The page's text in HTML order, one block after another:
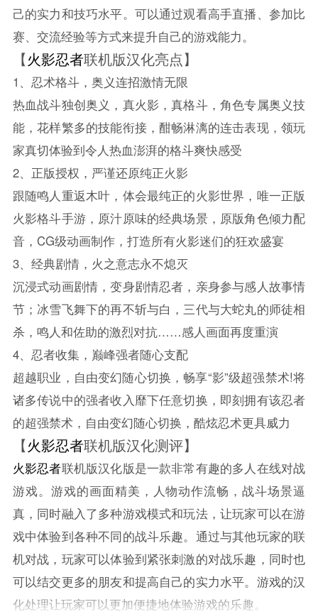
己的实力和技巧水平。可以通过观看高手直播、参加比
赛、交流经验等方式来提升自己的游戏能力。
【火影忍者联机版汉化亮点】
1、忍术格斗，奥义连招激情无限
热血战斗独创奥义，真火影，真格斗，角色专属奥义技
能，花样繁多的技能衔接，酣畅淋漓的连击表现，领玩
家真切体验到令人热血澎湃的格斗爽快感受
2、正版授权，严谨还原纯正火影
跟随鸣人重返木叶，体会最纯正的火影世界，唯一正版
火影格斗手游，原汁原味的经典场景，原版角色倾力配
音，CG级动画制作，打造所有火影迷们的狂欢盛宴
3、经典剧情，火之意志永不熄灭
沉浸式动画剧情，变身剧情忍者，亲身参与感人故事情
节；冰雪飞舞下的再不斩与白，三代与大蛇丸的师徒相
杀，鸣人和佐助的激烈对抗……感人画面再度重演
4、忍者收集，巅峰强者随心支配
超越职业，自由变幻随心切换，畅享“影”级超强禁术!将
诸多传说中的强者收入靡下任意切换，即刻拥有该忍者
的超强禁术，自由变幻随心切换，酷炫忍术更具威力
【火影忍者联机版汉化测评】
火影忍者联机版汉化版是一款非常有趣的多人在线对战
游戏。游戏的画面精美，人物动作流畅，战斗场景逼
真，同时融入了多种游戏模式和玩法，让玩家可以在游
戏中体验到各种不同的战斗乐趣。通过与其他玩家的联
机对战，玩家可以体验到紧张刺激的对战乐趣，同时也
可以结交更多的朋友和提高自己的实力水平。游戏的汉
化处理让玩家可以更加便捷地体验游戏的乐趣。